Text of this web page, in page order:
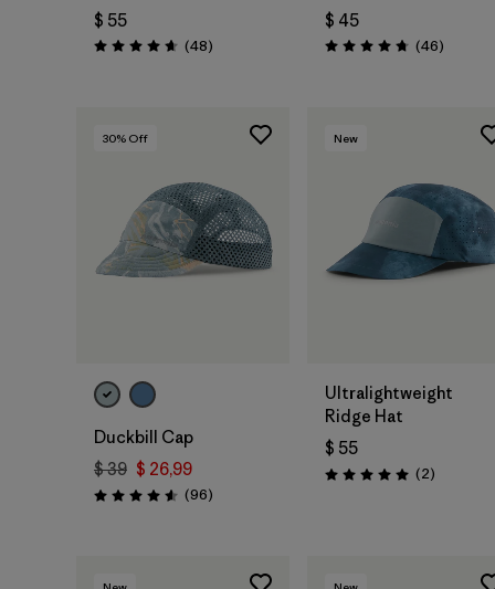
$ 55
Valoración: 4.7 / 5
(48Comentarios
)
$ 45
Valoración: 4.8 / 5
(46)
30% Off
Duckbill Cap
$ 39 $ 26,99
Valoración: 4.6 / 5
(96Comentarios
)
New
Ultralightweight
Ridge Hat
$ 55
Valoración: 5.0 / 5
(2)